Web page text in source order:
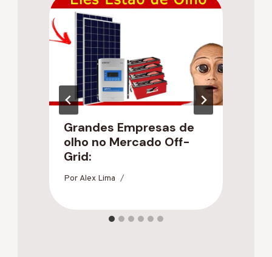
Grandes Empresas de
olho no Mercado Off-
Grid:
Por Alex Lima